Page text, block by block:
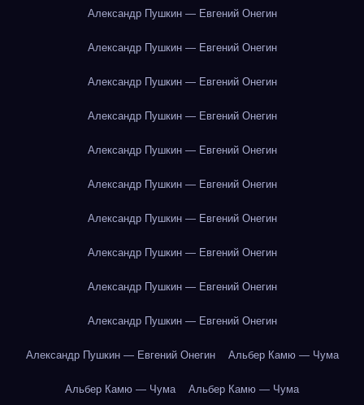
Александр Пушкин — Евгений Онегин
Александр Пушкин — Евгений Онегин
Александр Пушкин — Евгений Онегин
Александр Пушкин — Евгений Онегин
Александр Пушкин — Евгений Онегин
Александр Пушкин — Евгений Онегин
Александр Пушкин — Евгений Онегин
Александр Пушкин — Евгений Онегин
Александр Пушкин — Евгений Онегин
Александр Пушкин — Евгений Онегин
Александр Пушкин — Евгений Онегин Альбер Камю — Чума
Альбер Камю — Чума Альбер Камю — Чума